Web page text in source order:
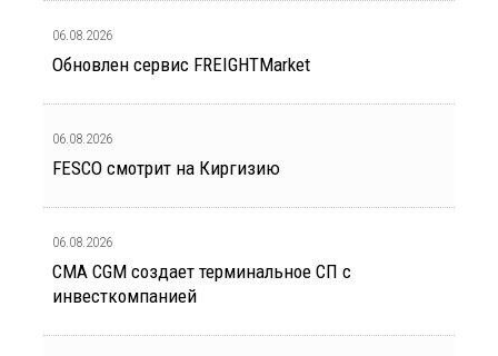
06.08.2026
Обновлен сервис FREIGHTMarket
06.08.2026
FESCO смотрит на Киргизию
06.08.2026
CMA CGM создает терминальное СП с
инвесткомпанией